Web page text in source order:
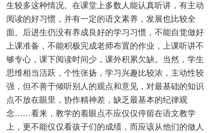
生较多这种情况。在课堂上多数人能认真听讲，有主动
阅读的好习惯，并有一定的语文素养，发展也比较全
面。后进生仍没有养成良好的学习习惯，不能自觉做好
上课准备，不能积极完成老师布置的作业，上课听讲不
够专心，课下阅读时间少，课外积累欠缺。当然，学生
思维相当活跃，个性张扬，学习兴趣比较浓，主动性较
强，但不善于倾听别人的观点和意见，对最基础的知识
点不放在眼里，协作精神差，缺乏最基本的纪律观
念……看来，教学的着眼点不应仅仅停留在语文教学
上，更不能仅仅看孩子们的成绩，而应该从他们的做人